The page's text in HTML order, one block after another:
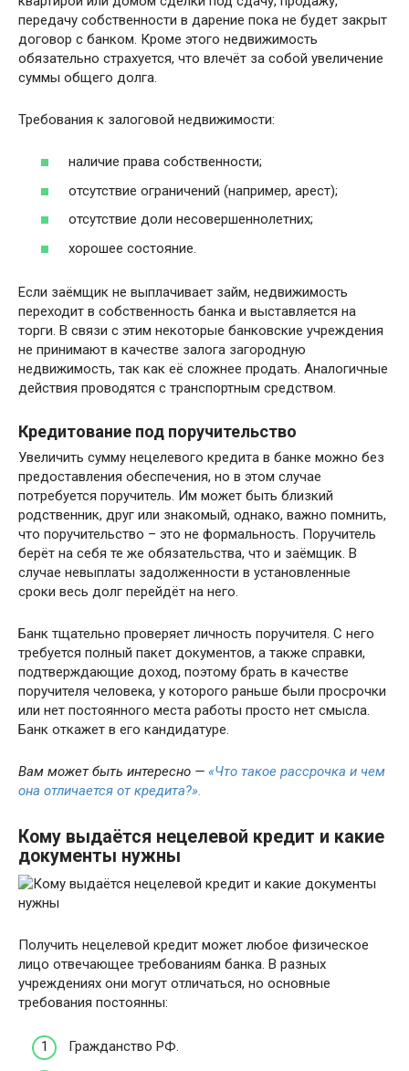
передачу собственности в дарение пока не будет закрыт
договор с банком. Кроме этого недвижимость
обязательно страхуется, что влечёт за собой увеличение
суммы общего долга.
Требования к залоговой недвижимости:
наличие права собственности;
отсутствие ограничений (например, арест);
отсутствие доли несовершеннолетних;
хорошее состояние.
Если заёмщик не выплачивает займ, недвижимость
переходит в собственность банка и выставляется на
торги. В связи с этим некоторые банковские учреждения
не принимают в качестве залога загородную
недвижимость, так как её сложнее продать. Аналогичные
действия проводятся с транспортным средством.
Кредитование под поручительство
Увеличить сумму нецелевого кредита в банке можно без
предоставления обеспечения, но в этом случае
потребуется поручитель. Им может быть близкий
родственник, друг или знакомый, однако, важно помнить,
что поручительство – это не формальность. Поручитель
берёт на себя те же обязательства, что и заёмщик. В
случае невыплаты задолженности в установленные
сроки весь долг перейдёт на него.
Банк тщательно проверяет личность поручителя. С него
требуется полный пакет документов, а также справки,
подтверждающие доход, поэтому брать в качестве
поручителя человека, у которого раньше были просрочки
или нет постоянного места работы просто нет смысла.
Банк откажет в его кандидатуре.
Вам может быть интересно — «Что такое рассрочка и чем
она отличается от кредита?».
Кому выдаётся нецелевой кредит и какие
документы нужны
Получить нецелевой кредит может любое физическое
лицо отвечающее требованиям банка. В разных
учреждениях они могут отличаться, но основные
требования постоянны:
Гражданство РФ.